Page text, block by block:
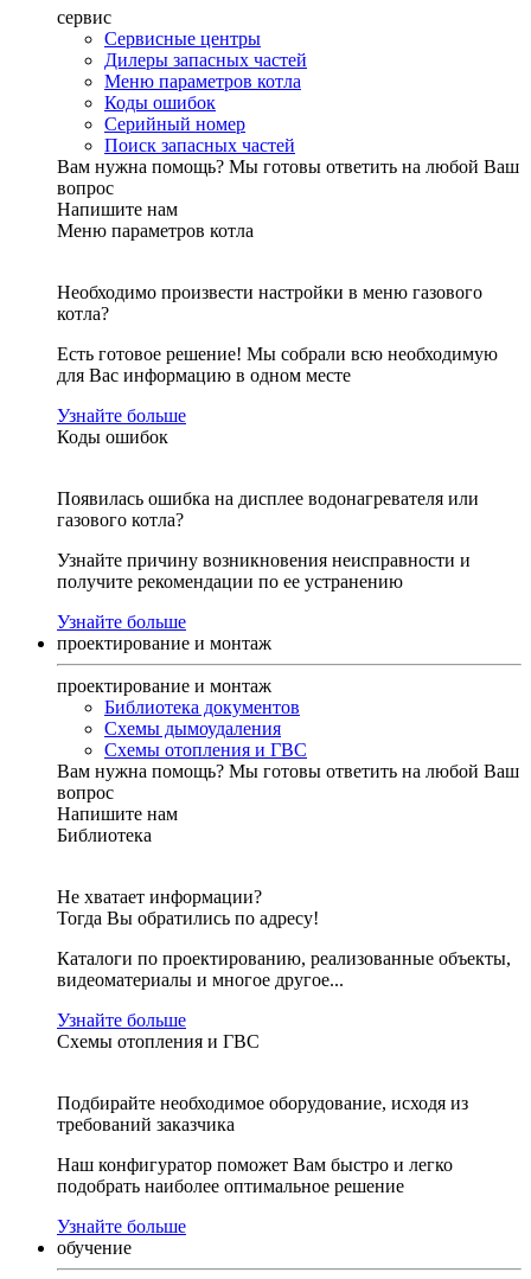
сервис
Сервисные центры
Дилеры запасных частей
Меню параметров котла
Коды ошибок
Серийный номер
Поиск запасных частей
Вам нужна помощь? Мы готовы ответить на любой Ваш
вопрос
Напишите нам
Меню параметров котла
Необходимо произвести настройки в меню газового
котла?
Есть готовое решение! Мы собрали всю необходимую
для Вас информацию в одном месте
Узнайте больше
Коды ошибок
Появилась ошибка на дисплее водонагревателя или
газового котла?
Узнайте причину возникновения неисправности и
получите рекомендации по ее устранению
Узнайте больше
проектирование и монтаж
проектирование и монтаж
Библиотека документов
Схемы дымоудаления
Схемы отопления и ГВС
Вам нужна помощь? Мы готовы ответить на любой Ваш
вопрос
Напишите нам
Библиотека
Не хватает информации?
Тогда Вы обратились по адресу!
Каталоги по проектированию, реализованные объекты,
видеоматериалы и многое другое...
Узнайте больше
Схемы отопления и ГВС
Подбирайте необходимое оборудование, исходя из
требований заказчика
Наш конфигуратор поможет Вам быстро и легко
подобрать наиболее оптимальное решение
Узнайте больше
обучение